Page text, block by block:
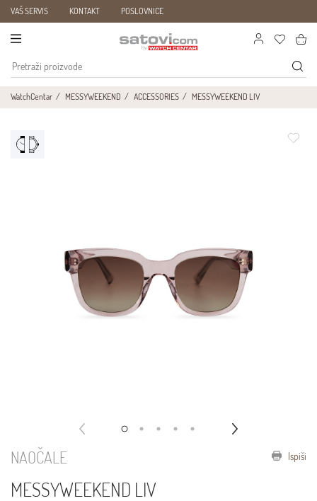
VAŠ SERVIS KONTAKT POSLOVNICE
WatchCentar MESSYWEEKEND ACCESSORIES MESSYWEEKEND LIV
Ispiši
NAOČALE
MESSYWEEKEND LIV